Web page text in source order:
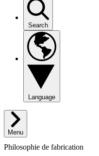
Search
Language
Menu
Philosophie de fabrication